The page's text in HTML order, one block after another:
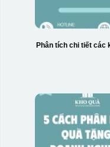
Phân tích chi tiết các